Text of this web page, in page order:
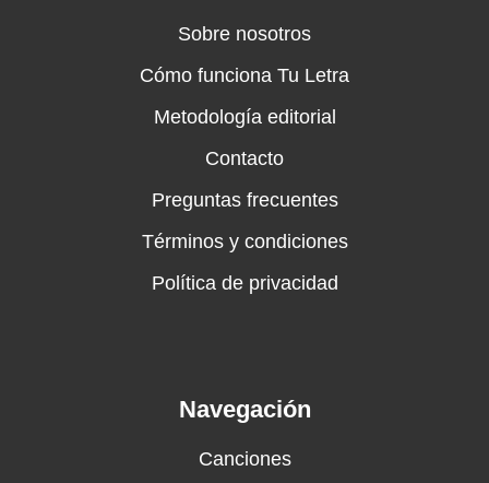
Sobre nosotros
Cómo funciona Tu Letra
Metodología editorial
Contacto
Preguntas frecuentes
Términos y condiciones
Política de privacidad
Navegación
Canciones